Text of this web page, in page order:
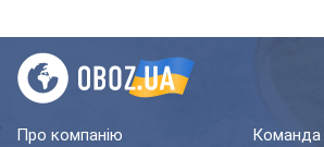
Про компанію Команда